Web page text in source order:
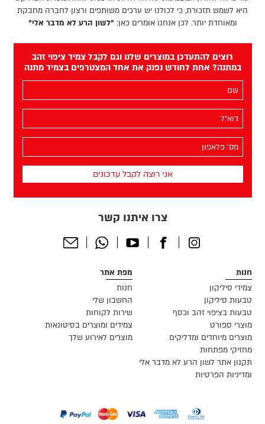
היא לשמש תזכורת, כי לכולנו יש ערכים משותפים ורצון לחברה מחבקת
ומאוחדת יותר. לכן אנחנו אומרים כאן: "לשון הרע לא מדבר אלי"
רוצים להתעדכן במוצרים שלנו וגם לקבל צמיד ציפוי זהב
במתנה? אחת לחודש נפנק את אחד המצטרפים בצמיד מתנה
שלך
שלך
הפלאפון
צרו איתנו קשר
Instagram
Facebook
Youtube
Whatsapp
Send
חנות
צמידי סיליקון
טבעות סיליקון
טבעות בציפוי זהב וכסף
מוצרי ספורט
מוצרים מיוחדים ומדליקים
מחזיקי מפתחות
תקנון אתר לשון הרע לא מדבר אלי
ומדיניות הפרטיות
מפת אתר
חנות
החשבון שלי
שירות לקוחות
צמידים ומוצרים בסיטונאות
מוצרים לאירוע שלך